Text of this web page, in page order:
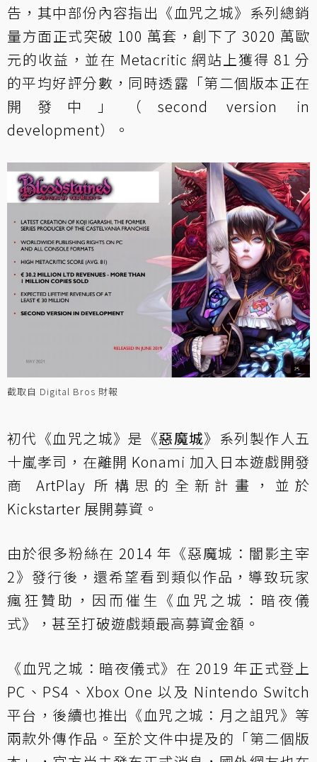
告 ，其中部份內容指出《血咒之城》系列總銷
量方面正式突破 100 萬套，創下了 3020 萬歐
元的收益，並在 Metacritic 網站上獲得 81 分
的平均好評分數，同時透露「第二個版本正在
開發中」（second version in
development）。
截取自 Digital Bros 財報
初代《血咒之城》是《惡魔城》系列製作人五
十嵐孝司，在離開 Konami 加入日本遊戲開發
商 ArtPlay 所構思的全新計畫，並於
Kickstarter 展開募資。
由於很多粉絲在 2014 年《惡魔城：闇影主宰
2》發行後，還希望看到類似作品，導致玩家
瘋狂贊助，因而催生《血咒之城：暗夜儀
式》，甚至打破遊戲類最高募資金額。
《血咒之城：暗夜儀式》在 2019 年正式登上
PC、PS4、Xbox One 以及 Nintendo Switch
平台，後續也推出《血咒之城：月之詛咒》等
兩款外傳作品。至於文件中提及的「第二個版